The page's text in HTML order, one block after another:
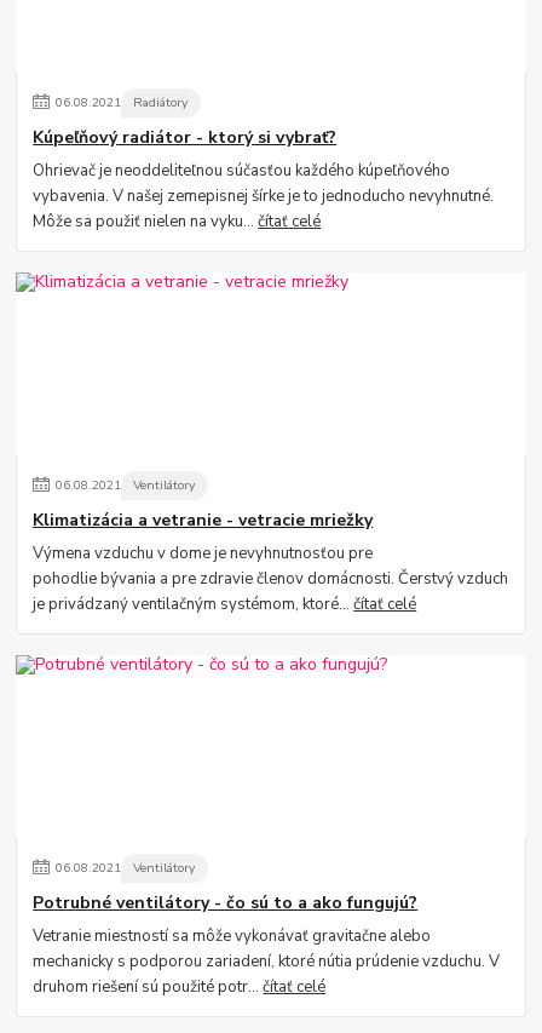
06.08.2021 Radiátory
Kúpeľňový radiátor - ktorý si vybrať?
Ohrievač je neoddeliteľnou súčasťou každého kúpeľňového
vybavenia. V našej zemepisnej šírke je to jednoducho nevyhnutné.
Môže sa použiť nielen na vyku...čítať celé
06.08.2021 Ventilátory
Klimatizácia a vetranie - vetracie mriežky
Výmena vzduchu v dome je nevyhnutnosťou pre
pohodlie bývania a pre zdravie členov domácnosti. Čerstvý vzduch
je privádzaný ventilačným systémom, ktoré...čítať celé
06.08.2021 Ventilátory
Potrubné ventilátory - čo sú to a ako fungujú?
Vetranie miestností sa môže vykonávať gravitačne alebo
mechanicky s podporou zariadení, ktoré nútia prúdenie vzduchu. V
druhom riešení sú použité potr...čítať celé